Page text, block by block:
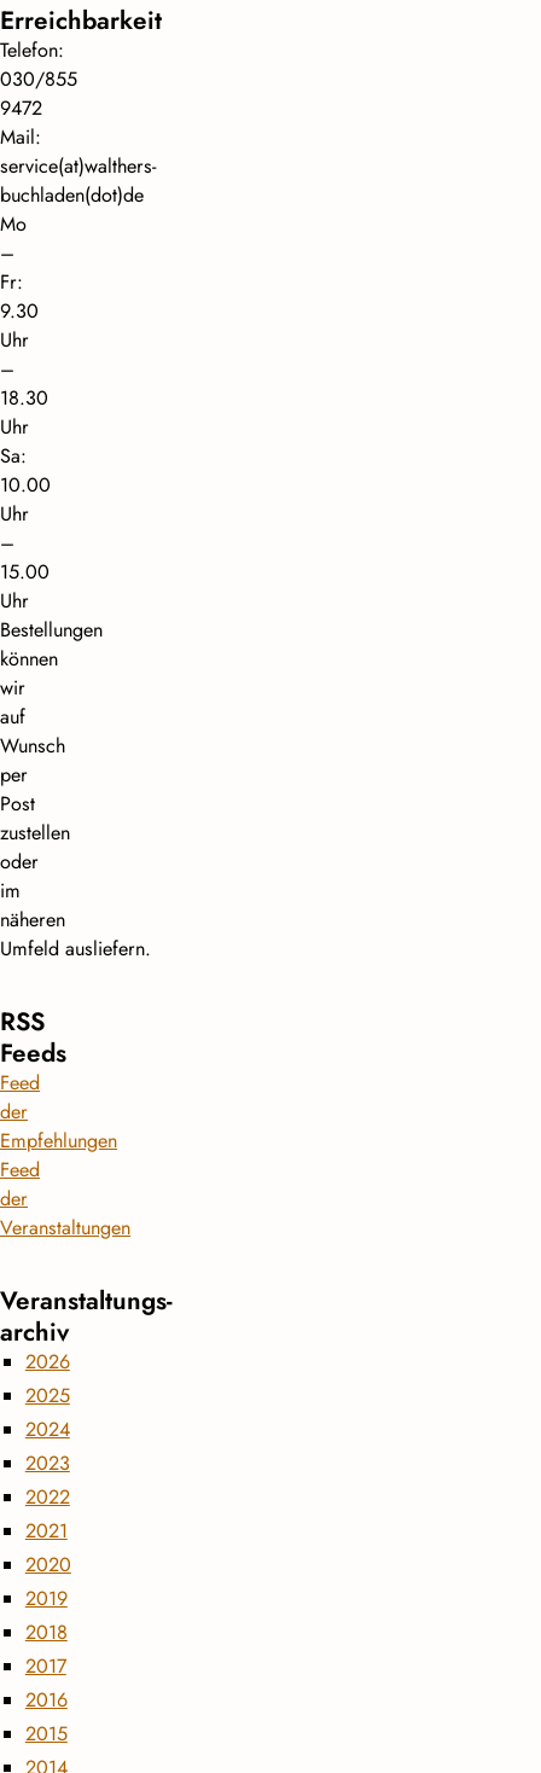
Erreichbarkeit
Telefon:
030/855
9472
Mail:
service(at)walthers-
buchladen(dot)de
Mo
–
Fr:
9.30
Uhr
–
18.30
Uhr
Sa:
10.00
Uhr
–
15.00
Uhr
Bestellungen
können
wir
auf
Wunsch
per
Post
zustellen
oder
im
näheren
Umfeld ausliefern.
RSS
Feeds
Feed
der
Empfehlungen
Feed
der
Veranstaltungen
Veranstaltungs­
archiv
2026
2025
2024
2023
2022
2021
2020
2019
2018
2017
2016
2015